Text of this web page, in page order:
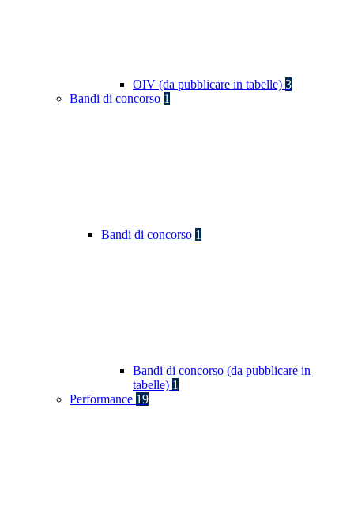
OIV (da pubblicare in tabelle) 3
Bandi di concorso 1
Bandi di concorso 1
Bandi di concorso (da pubblicare in
tabelle) 1
Performance 19